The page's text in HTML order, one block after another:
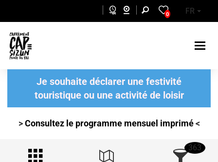
0 FR
Je souhaite déclarer une festivité
touristique ou une activité de loisir
>Consultez le programme mensuel imprimé<
363